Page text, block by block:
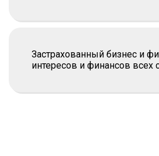
Застрахованный бизнес и
интересов и финансов всех